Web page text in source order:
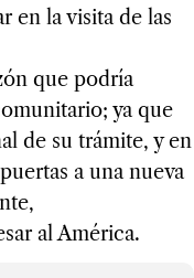
en la visita de las
que podría
ya que
de su trámite, y en
a una nueva
al América.